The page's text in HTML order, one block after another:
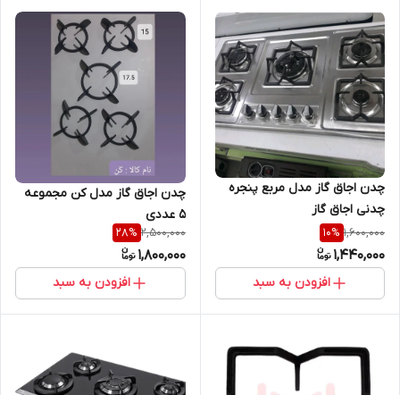
چدن اجاق گاز مدل مربع پنجره
چدنی اجاق گاز
1,600,000
10%
1,440,000
افزودن به سبد
چدن اجاق گاز مدل کن مجموعه
5 عددی
2,500,000
28%
1,800,000
افزودن به سبد